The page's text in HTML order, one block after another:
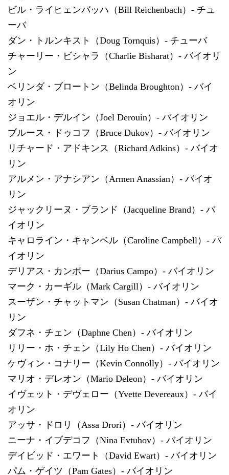
ビル・ライヒェンバッハ（Bill Reichenbach）- チュ
ーバ
ダン・トルンキスト（Doug Tornquis）- チューバ
チャーリー・ビシャラ（Charlie Bisharat）- バイオリ
ン
ベリンダ・ブロートン（Belinda Broughton）- バイ
オリン
ジョエル・デルイン（Joel Derouin）- バイオリン
ブルース・ドゥコフ（Bruce Dukov）- バイオリン
リチャード・アドキンス（Richard Adkins）- バイオ
リン
アルメン・アナシアン（Armen Anassian）- バイオ
リン
ジャックリーヌ・ブランド（Jacqueline Brand）- バ
イオリン
キャロライン・キャンベル（Caroline Campbell）- バ
イオリン
デリアス・カンポー（Darius Campo）- バイオリン
マーク・カーギル（Mark Cargill）- バイオリン
スーザン・チャットマン（Susan Chatman）- バイオ
リン
ダフネ・チェン（Daphne Chen）- バイオリン
リリー・ホ・チェン（Lily Ho Chen）- バイオリン
ケヴィン・コナリー（Kevin Connolly）- バイオリン
マリオ・デレオン（Mario Deleon）- バイオリン
イヴェット・デヴェロー（Yvette Devereaux）- バイ
オリン
アッサ・ドロリ（Assa Drori）- バイオリン
ニーナ・イブデコフ（Nina Evtuhov）- バイオリン
デイビッド・エワート（David Ewart）- バイオリン
パム・ゲイツ（Pam Gates）- バイオリン